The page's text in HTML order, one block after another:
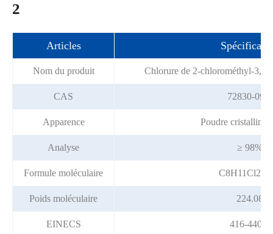
2
Articles
Nom du produit Chlorure de 2-chlorométhyl-3,
CAS 72830-09-2
Apparence Poudre cristalline
Analyse ≥ 98%
Formule moléculaire
Poids moléculaire 224.08
EINECS 416-440-5